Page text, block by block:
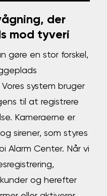
der
mod tyveri
gøre en stor forskel,
Vores system bruger
til at registrere
Kameraerne er
sirener, som styres
Alarm Center. Når vi
og herefter